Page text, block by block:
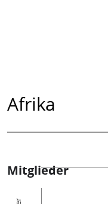
Afrika
Mitglieder